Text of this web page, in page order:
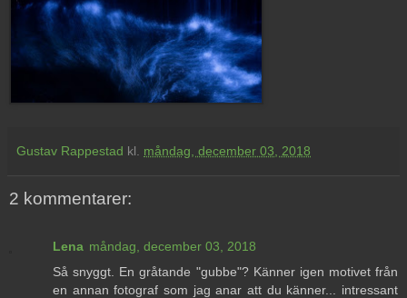
Gustav Rappestad kl. måndag, december 03, 2018
2 kommentarer:
Lena måndag, december 03, 2018
Så snyggt. En gråtande "gubbe"? Känner igen motivet från
en annan fotograf som jag anar att du känner... intressant